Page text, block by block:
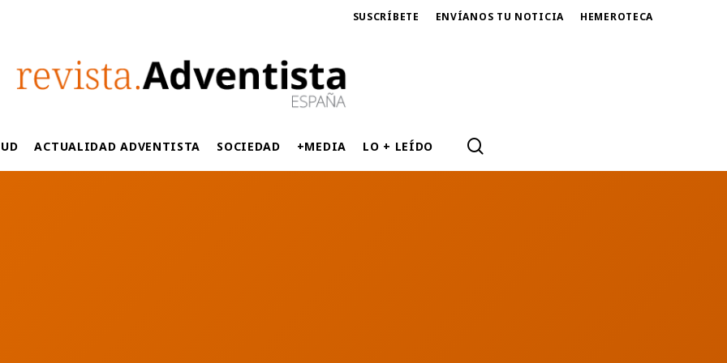
SUSCRÍBETE ENVÍANOS TU NOTICIA HEMEROTECA
ACTUALIDAD ADVENTISTA SOCIEDAD +MEDIA LO + LEÍDO